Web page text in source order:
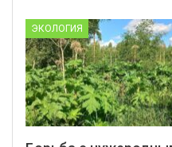
ЭКОЛОГИЯ